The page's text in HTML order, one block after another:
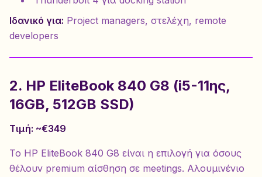
Ιδανικό για: Project managers, στελέχη, remote
developers
2. HP EliteBook 840 G8 (i5-11ης,
16GB, 512GB SSD)
Τιμή: ~€349
Το HP EliteBook 840 G8 είναι η επιλογή για όσους
θέλουν premium αίσθηση σε meetings. Αλουμινένιο